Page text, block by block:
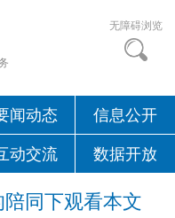
无障碍浏览
闻动态 信息公开
动交流 数据开放
同下观看本文